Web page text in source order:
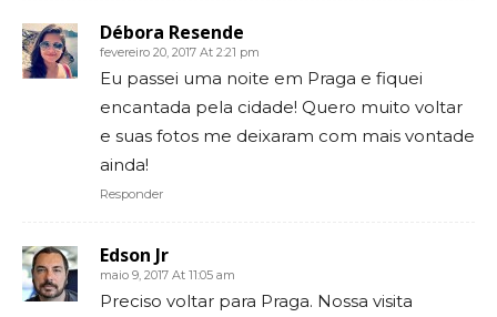
Débora Resende
fevereiro 20, 2017 At 2:21 pm
Eu passei uma noite em Praga e fiquei
encantada pela cidade! Quero muito voltar
e suas fotos me deixaram com mais vontade
ainda!
Responder
Edson Jr
maio 9, 2017 At 11:05 am
Preciso voltar para Praga. Nossa visita